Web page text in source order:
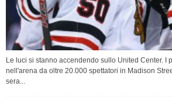
Le luci si stanno accendendo sullo United Center. I
nell'arena da oltre 20.000 spettatori in Madison
sera...